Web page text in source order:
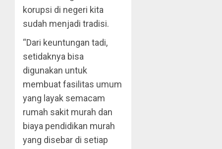
korupsi di negeri kita
sudah menjadi tradisi.
“Dari keuntungan tadi,
setidaknya bisa
digunakan untuk
membuat fasilitas umum
yang layak semacam
rumah sakit murah dan
biaya pendidikan murah
yang disebar di setiap